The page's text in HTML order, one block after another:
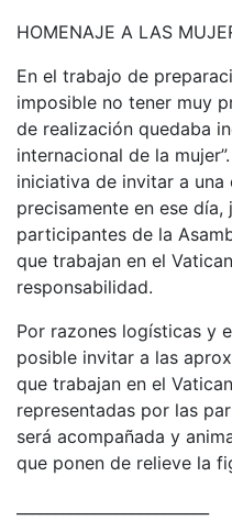
HOMENAJE A LAS
En el trabajo de
imposible no tener muy
de realización quedaba
internacional de la
iniciativa de invitar a una
precisamente en ese
participantes de la
que trabajan en el
responsabilidad.
Por razones logísticas y
posible invitar a las
que trabajan en el
representadas por las
será acompañada y
que ponen de relieve la